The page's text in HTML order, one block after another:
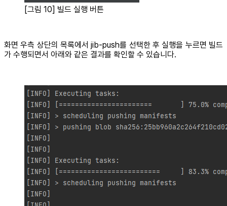
[그림 10] 빌드 실행 버튼
화면 우측 상단의 목록에서 jib-push를 선택한 후 실행을 누르면 빌드
가 수행되면서 아래와 같은 결과를 확인할 수 있습니다.